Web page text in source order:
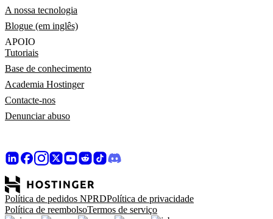
A nossa tecnologia
Blogue (em inglês)
APOIO
Tutoriais
Base de conhecimento
Academia Hostinger
Contacte-nos
Denunciar abuso
Política de pedidos NPRDPolítica de privacidade
Política de reembolsoTermos de serviço